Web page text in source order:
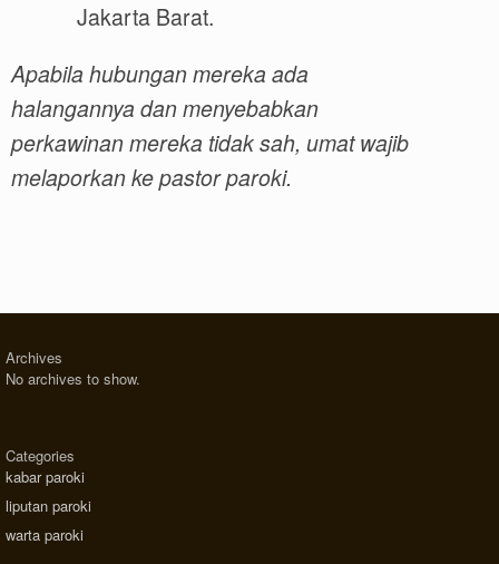
Jakarta Barat.
Apabila hubungan mereka ada
halangannya dan menyebabkan
perkawinan mereka tidak sah, umat wajib
melaporkan ke pastor paroki.
Archives
No archives to show.
Categories
kabar paroki
liputan paroki
warta paroki